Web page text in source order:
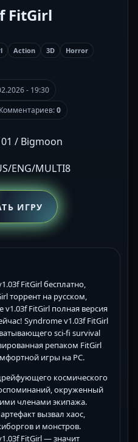
FitGirl
Action 3D
Horror
- 19:30
Комментариев:0
/ Bigmoon
ENG/MULTI8
ИГРУ
FitGirl бесплатно,
торрент на русском,
v1.03f FitGirl полная версия
Syndrome v1.03f FitGirl
sci-fi survival
репаком FitGirl
игры на PC.
космического
окруженный
членами экипажа.
вызвал хаос,
и монстров.
FitGirl — значит